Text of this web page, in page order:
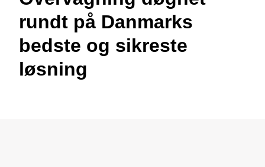
rundt på Danmarks
bedste og sikreste
løsning